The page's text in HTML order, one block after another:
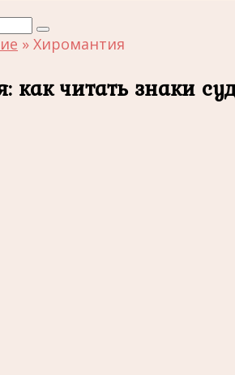
» Хиромантия
как читать знаки